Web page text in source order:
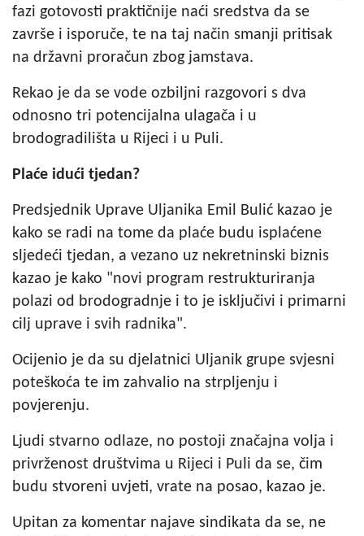
fazi gotovosti praktičnije naći sredstva da se
završe i isporuče, te na taj način smanji pritisak
na državni proračun zbog jamstava.
Rekao je da se vode ozbiljni razgovori s dva
odnosno tri potencijalna ulagača i u
brodogradilišta u Rijeci i u Puli.
Plaće idući tjedan?
Predsjednik Uprave Uljanika Emil Bulić kazao je
kako se radi na tome da plaće budu isplaćene
sljedeći tjedan, a vezano uz nekretninski biznis
kazao je kako "novi program restrukturiranja
polazi od brodogradnje i to je isključivi i primarni
cilj uprave i svih radnika".
Ocijenio je da su djelatnici Uljanik grupe svjesni
poteškoća te im zahvalio na strpljenju i
povjerenju.
Ljudi stvarno odlaze, no postoji značajna volja i
privrženost društvima u Rijeci i Puli da se, čim
budu stvoreni uvjeti, vrate na posao, kazao je.
Upitan za komentar najave sindikata da se, ne